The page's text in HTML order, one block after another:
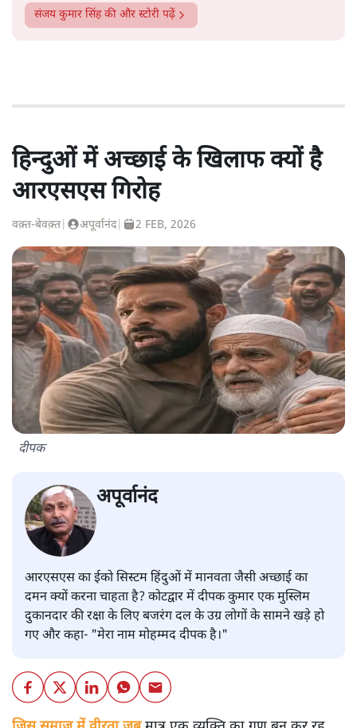
संजय कुमार सिंहकी और स्टोरी पढ़ें
हिन्दुओं में अच्छाई के खिलाफ क्यों है
आरएसएस गिरोह
वक़्त-बेवक़्त अपूर्वानंद| 2 FEB, 2026
दीपक
अपूर्वानंद
आरएसएस का ईको सिस्टम हिंदुओं में मानवता जैसी अच्छाई का
दमन क्यों करना चाहता है? कोटद्वार में दीपक कुमार एक मुस्लिम
दुकानदार की रक्षा के लिए बजरंग दल के उग्र लोगों के सामने खड़े हो
गए और कहा- "मेरा नाम मोहम्मद दीपक है।"